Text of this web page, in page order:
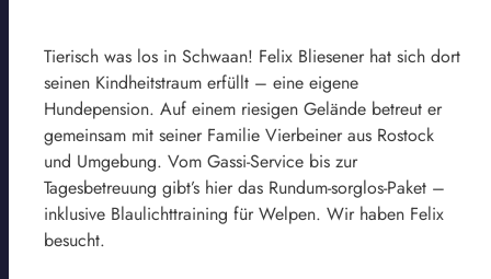
Tierisch was los in Schwaan! Felix Bliesener hat sich dort
seinen Kindheitstraum erfüllt – eine eigene
Hundepension. Auf einem riesigen Gelände betreut er
gemeinsam mit seiner Familie Vierbeiner aus Rostock
und Umgebung. Vom Gassi-Service bis zur
Tagesbetreuung gibt’s hier das Rundum-sorglos-Paket –
inklusive Blaulichttraining für Welpen. Wir haben Felix
besucht.